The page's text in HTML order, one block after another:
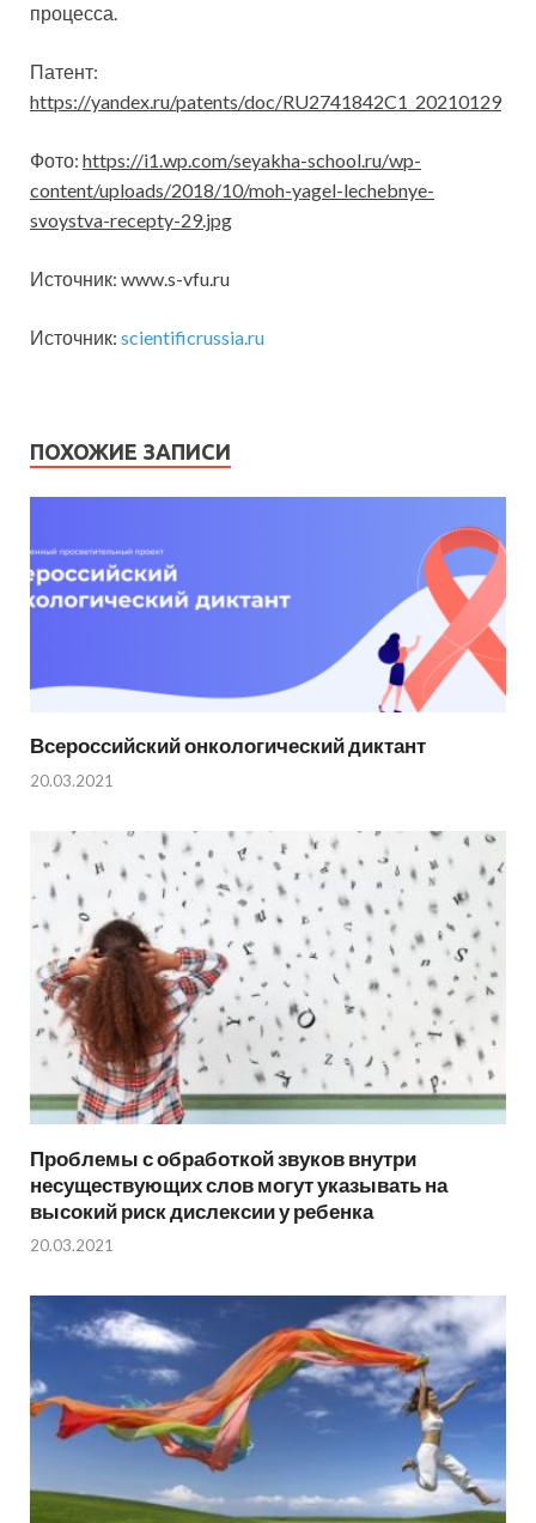
процесса.
Патент:
https://yandex.ru/patents/doc/RU2741842C1_20210129
Фото: https://i1.wp.com/seyakha-school.ru/wp-
content/uploads/2018/10/moh-yagel-lechebnye-
svoystva-recepty-29.jpg
Источник: www.s-vfu.ru
Источник: scientificrussia.ru
ПОХОЖИЕ ЗАПИСИ
Всероссийский онкологический диктант
20.03.2021
Проблемы с обработкой звуков внутри
несуществующих слов могут указывать на
высокий риск дислексии у ребенка
20.03.2021